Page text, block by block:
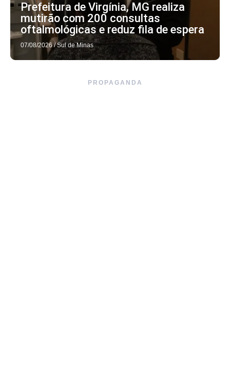
Prefeitura de Virgínia, MG realiza
mutirão com 200 consultas
oftalmológicas e reduz fila de espera
07/08/2026 / Sul de Minas
PROPAGANDA